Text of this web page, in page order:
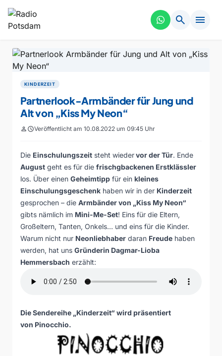
search menu
KINDERZEIT
Partnerlook-Armbänder für Jung und
Alt von „Kiss My Neon“
personscheduleVeröffentlicht am 10.08.2022 um 09:45 Uhr
Die Einschulungszeit steht wiedervor der Tür. Ende
August geht es für die frischgbackenen Erstklässler
los. Über einen Geheimtipp für ein kleines
Einschulungsgeschenk haben wir in der Kinderzeit
gesprochen – die Armbänder von „Kiss My Neon“
gibts nämlich im Mini-Me-Set! Eins für die Eltern,
Großeltern, Tanten, Onkels… und eins für die Kinder.
Warum nicht nur Neonliebhaber daran Freude haben
werden, hat uns Gründerin Dagmar-Lioba
Hemmersbach erzählt:
Die Sendereihe „Kinderzeit“ wird präsentiert
von Pinocchio.